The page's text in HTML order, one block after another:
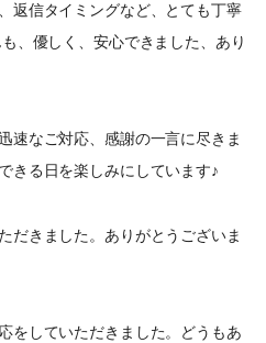
返信タイミングなど、とても丁寧
、優しく、安心できました、あり
速なご対応、感謝の一言に尽きま
きる日を楽しみにしています♪
だきました。ありがとうございま
をしていただきました。どうもあ